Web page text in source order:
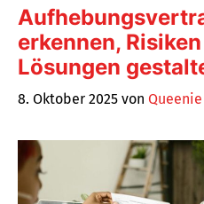
erkennen,
Lösungen
8. Oktober 2025 von